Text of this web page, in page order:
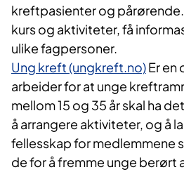
kreftpasienter og pårørende.
kurs og aktiviteter, få
ulike fagpersoner.
Ung kreft (ungkreft.no)Er en
arbeider for at unge
mellom 15 og 35 år skal ha
å arrangere aktiviteter, og å
fellesskap for medlemmene
de for å fremme unge berørt